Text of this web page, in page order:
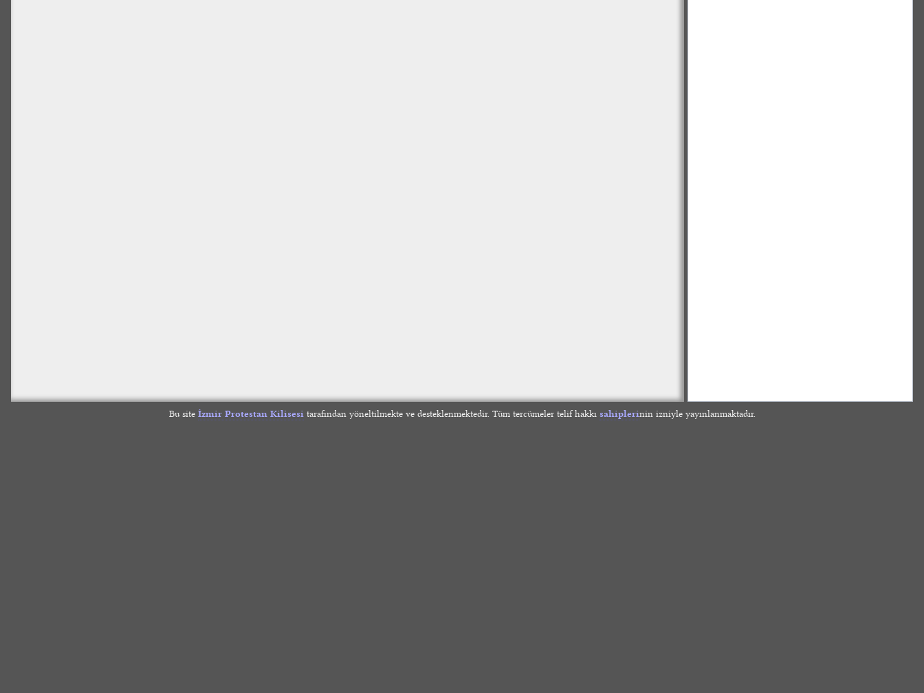
Bu site İzmir Protestan Kilisesitarafından yöneltilmekte ve desteklenmektedir. Tüm tercümeler telif hakkı sahiplerinin izniyle yayınlanmaktadır.